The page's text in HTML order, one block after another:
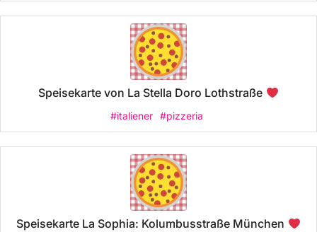
Speisekarte von La Stella Doro Lothstraße
#italiener #pizzeria
Speisekarte La Sophia: Kolumbusstraße München